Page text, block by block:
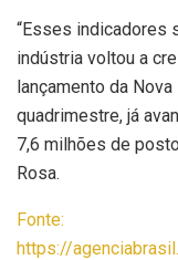
“Esses indicadores
indústria voltou a
lançamento da
quadrimestre, já
7,6 milhões de
Rosa.
Fonte:
https://